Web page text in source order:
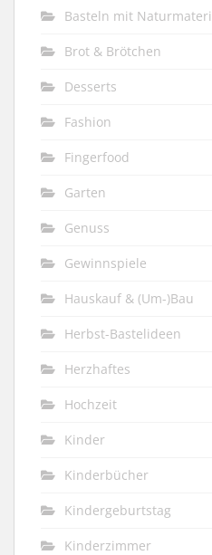
Basteln mit
Brot & Brötchen
Desserts
Fashion
Fingerfood
Garten
Genuss
Gewinnspiele
Hauskauf & (Um-)Bau
Herbst-Bastelideen
Herzhaftes
Hochzeit
Kinder
Kinderbücher
Kindergeburtstag
Kinderzimmer